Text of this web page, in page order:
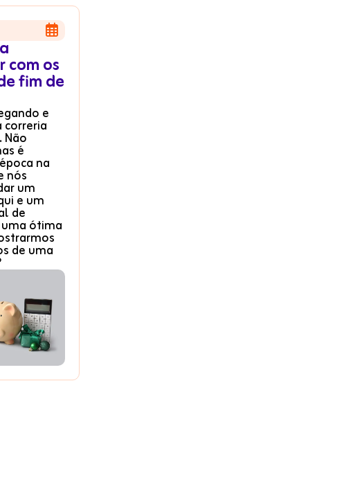

com os
fim de
e
correria
Não
é
na
nós
um
e um
de
ótima
de uma